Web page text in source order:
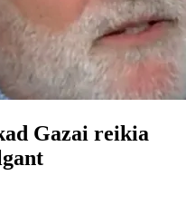
Gazai reikia